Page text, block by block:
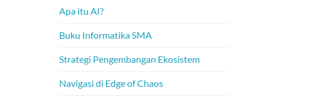
Apa itu AI?
Buku Informatika SMA
Strategi Pengembangan Ekosistem
Navigasi di Edge of Chaos